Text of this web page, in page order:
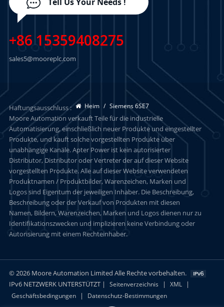
Heim / Siemens 6SE7
+86 15359408275
sales5@mooreplc.com
Haftungsausschluss :
Moore Automation verkauft Teile für die industrielle
Automatisierung, einschließlich neuer Produkte und eingestellter
Produkte, und kauft solche vorgestellten Produkte über
unabhängige Kanäle. Apter Power ist kein autorisierter
Distributor, Distributor oder Vertreter der auf dieser Website
vorgestellten Produkte. Alle auf dieser Website verwendeten
Produktnamen / Produktbilder, Warenzeichen, Marken und
Logos sind Eigentum der jeweiligen Inhaber. Die Beschreibung,
Beschreibung oder der Verkauf von Produkten mit diesen
Namen, Bildern, Warenzeichen, Marken und Logos dienen nur zu
Identifikationszwecken und implizieren keine Verbindung oder
Autorisierung mit einem Rechteinhaber.
© 2026 Moore Automation Limited Alle Rechte vorbehalten.
IPv6 NETZWERK UNTERSTÜTZT |
Seitenverzeichnis | XML |
Geschäftsbedingungen | Datenschutz-Bestimmungen